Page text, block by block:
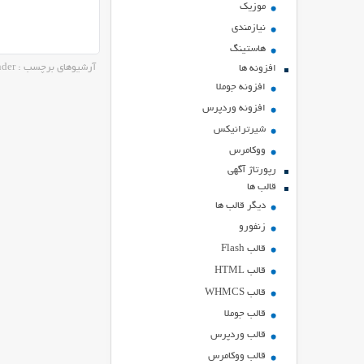
موزیک
نیازمندی
هاستينگ
افزونه ها
افزونه جوملا
افزونه وردپرس
شیرترانیکس
ووکامرس
رپورتاژ آگهی
قالب ها
دیگر قالب ها
زنفورو
قالب Flash
قالب HTML
قالب WHMCS
قالب جوملا
قالب وردپرس
قالب ووکامرس
آرشیوهای برچسب : responder